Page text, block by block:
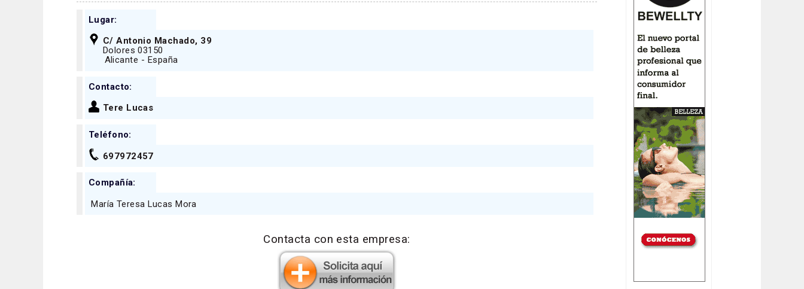
Lugar:
C/ Antonio Machado, 39
Dolores 03150
Alicante - España
Contacto:
Tere Lucas
Teléfono:
697972457
Compañía:
María Teresa Lucas Mora
Contacta con esta empresa: